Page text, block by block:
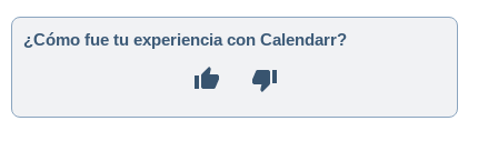
¿Cómo fue tu experiencia con Calendarr?